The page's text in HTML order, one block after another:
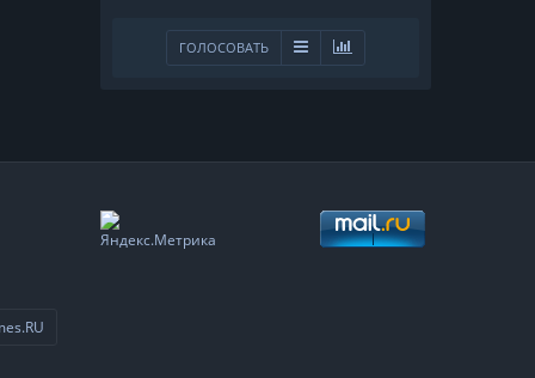
ГОЛОСОВАТЬ